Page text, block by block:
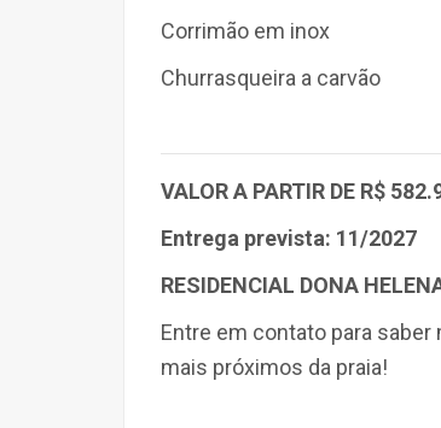
Corrimão em inox
Churrasqueira a carvão
VALOR A PARTIR DE R$
Entrega prevista: 11/2027
RESIDENCIAL DONA
Entre em contato para
mais próximos da praia!